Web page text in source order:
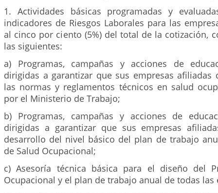
1. Actividades básicas programadas y
indicadores de Riesgos Laborales para las
al cinco por ciento (5%) del total de la cotización,
las siguientes:
a) Programas, campañas y acciones de
dirigidas a garantizar que sus empresas afiliadas
las normas y reglamentos técnicos en salud
por el Ministerio de Trabajo;
b) Programas, campañas y acciones de
dirigidas a garantizar que sus empresas
desarrollo del nivel básico del plan de trabajo
de Salud Ocupacional;
c) Asesoría técnica básica para el diseño del
Ocupacional y el plan de trabajo anual de todas las